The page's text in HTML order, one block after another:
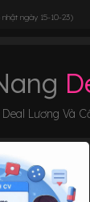
ngày 15-10-23)
Lương Và